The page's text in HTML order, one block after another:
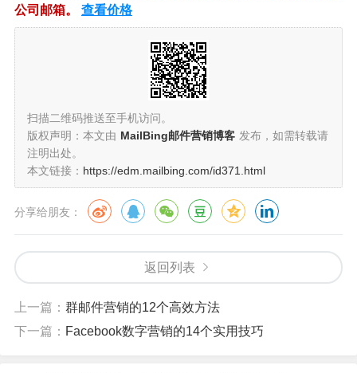
公司邮箱。 查看价格
扫描二维码推送至手机访问。
版权声明：本文由 MailBing邮件营销博客 发布，如需转载请
注明出处。
本文链接： https://edm.mailbing.com/id371.html
分享给朋友：
返回列表
上一篇： 群邮件营销的12个高效方法
下一篇： Facebook数字营销的14个实用技巧